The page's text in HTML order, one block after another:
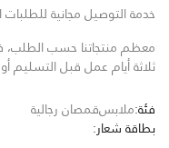
خدمة التوصيل مجانية للطلبات التي
معظم منتجاتنا حسب الطلب،
ثلاثة أيام عمل قبل التسليم
فئة:ملابسقمصان رجالية
بطاقة شعار: